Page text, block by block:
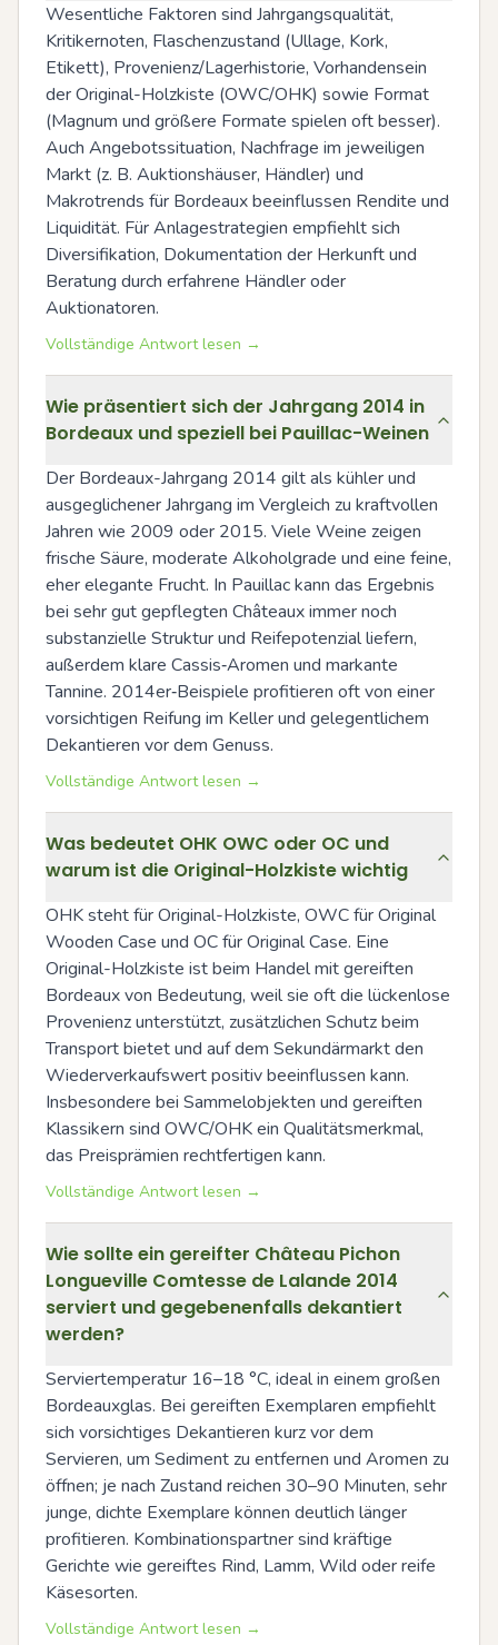
Wesentliche Faktoren sind Jahrgangsqualität,
Kritikernoten, Flaschenzustand (Ullage, Kork,
Etikett), Provenienz/Lagerhistorie, Vorhandensein
der Original-Holzkiste (OWC/OHK) sowie Format
(Magnum und größere Formate spielen oft besser).
Auch Angebotssituation, Nachfrage im jeweiligen
Markt (z. B. Auktionshäuser, Händler) und
Makrotrends für Bordeaux beeinflussen Rendite und
Liquidität. Für Anlagestrategien empfiehlt sich
Diversifikation, Dokumentation der Herkunft und
Beratung durch erfahrene Händler oder
Auktionatoren.
Vollständige Antwort lesen →
Wie präsentiert sich der Jahrgang 2014 in
Bordeaux und speziell bei Pauillac-Weinen
Der Bordeaux-Jahrgang 2014 gilt als kühler und
ausgeglichener Jahrgang im Vergleich zu kraftvollen
Jahren wie 2009 oder 2015. Viele Weine zeigen
frische Säure, moderate Alkoholgrade und eine feine,
eher elegante Frucht. In Pauillac kann das Ergebnis
bei sehr gut gepflegten Châteaux immer noch
substanzielle Struktur und Reifepotenzial liefern,
außerdem klare Cassis‑Aromen und markante
Tannine. 2014er‑Beispiele profitieren oft von einer
vorsichtigen Reifung im Keller und gelegentlichem
Dekantieren vor dem Genuss.
Vollständige Antwort lesen →
Was bedeutet OHK OWC oder OC und
warum ist die Original-Holzkiste wichtig
OHK steht für Original-Holzkiste, OWC für Original
Wooden Case und OC für Original Case. Eine
Original-Holzkiste ist beim Handel mit gereiften
Bordeaux von Bedeutung, weil sie oft die lückenlose
Provenienz unterstützt, zusätzlichen Schutz beim
Transport bietet und auf dem Sekundärmarkt den
Wiederverkaufswert positiv beeinflussen kann.
Insbesondere bei Sammelobjekten und gereiften
Klassikern sind OWC/OHK ein Qualitätsmerkmal,
das Preisprämien rechtfertigen kann.
Vollständige Antwort lesen →
Wie sollte ein gereifter Château Pichon
Longueville Comtesse de Lalande 2014
serviert und gegebenenfalls dekantiert
werden?
Serviertemperatur 16–18 °C, ideal in einem großen
Bordeauxglas. Bei gereiften Exemplaren empfiehlt
sich vorsichtiges Dekantieren kurz vor dem
Servieren, um Sediment zu entfernen und Aromen zu
öffnen; je nach Zustand reichen 30–90 Minuten, sehr
junge, dichte Exemplare können deutlich länger
profitieren. Kombinationspartner sind kräftige
Gerichte wie gereiftes Rind, Lamm, Wild oder reife
Käsesorten.
Vollständige Antwort lesen →